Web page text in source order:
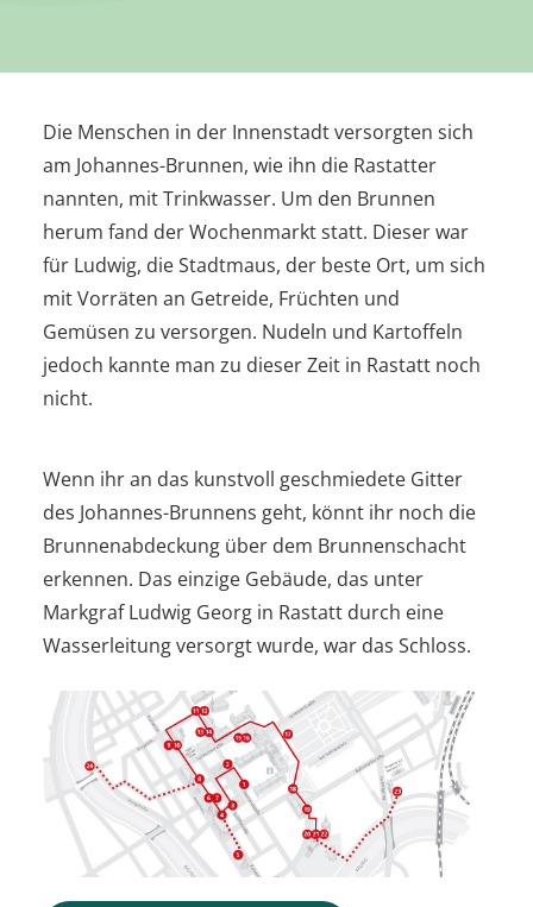
Die Menschen in der Innenstadt versorgten sich
am Johannes-Brunnen, wie ihn die Rastatter
nannten, mit Trinkwasser. Um den Brunnen
herum fand der Wochenmarkt statt. Dieser war
für Ludwig, die Stadtmaus, der beste Ort, um sich
mit Vorräten an Getreide, Früchten und
Gemüsen zu versorgen. Nudeln und Kartoffeln
jedoch kannte man zu dieser Zeit in Rastatt noch
nicht.
Wenn ihr an das kunstvoll geschmiedete Gitter
des Johannes-Brunnens geht, könnt ihr noch die
Brunnenabdeckung über dem Brunnenschacht
erkennen. Das einzige Gebäude, das unter
Markgraf Ludwig Georg in Rastatt durch eine
Wasserleitung versorgt wurde, war das Schloss.